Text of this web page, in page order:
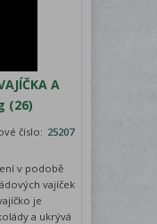
A
(26)
číslo: 25207
v podobě
vajíček
je
a ukrývá